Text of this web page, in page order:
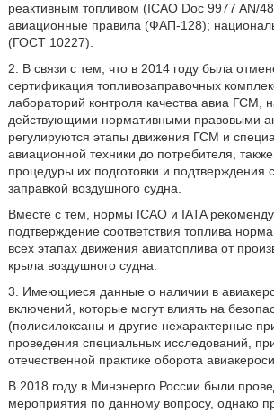
реактивным топливом (ICAO Doc 9977 AN/
авиационные правила (ФАП-128);
(ГОСТ 10227).
2. В связи с тем, что в 2014 году была
сертификация топливозаправочных
лабораторий контроля качества авиа ГСМ,
действующими нормативными правовыми
регулируются этапы движения ГСМ и
авиационной техники до потребителя,
процедуры их подготовки и подтверждения
заправкой воздушного судна.
Вместе с тем, нормы ICAO и IATA
подтверждение соответствия топлива
всех этапах движения авиатоплива от
крыла воздушного судна.
3. Имеющиеся данные о наличии в
включений, которые могут влиять на
(полисилоксаны и другие нехарактерные
проведения специальных исследований,
отечественной практике оборота
В 2018 году в Минэнерго России были
мероприятия по данному вопросу, однако